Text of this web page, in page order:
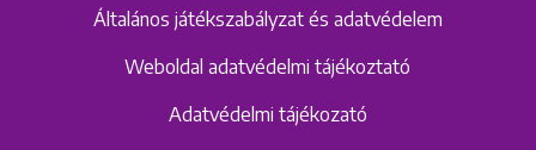
Általános játékszabályzat és adatvédelem
Weboldal adatvédelmi tájékoztató
Adatvédelmi tájékozató